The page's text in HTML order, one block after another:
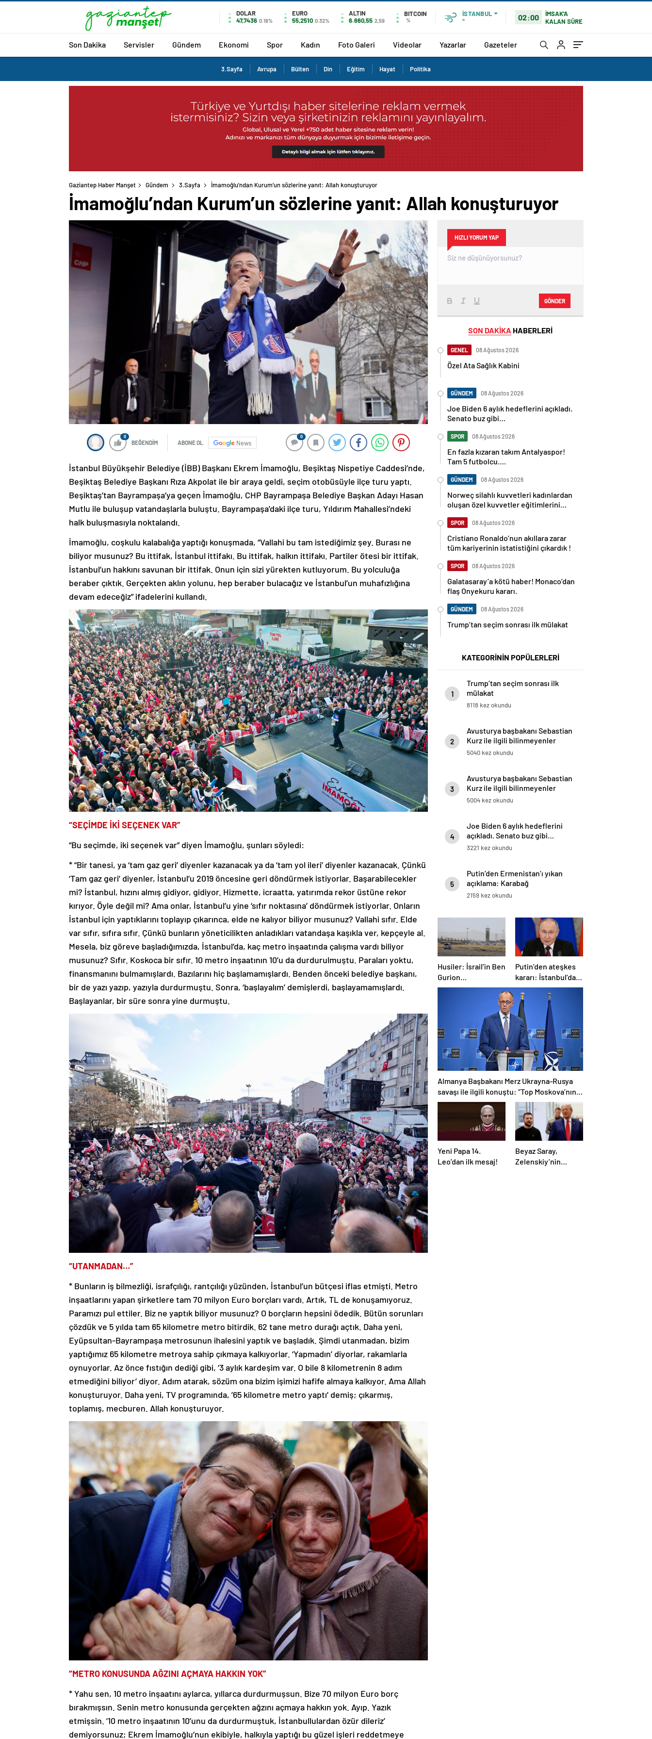
DOLAR
47,7436 0.18%
EURO
55,2510 0.32%
ALTIN
6.660,55 2,59
BITCOIN
%
İSTANBUL
°
02:00
İMSAK'A
KALAN SÜRE
Son Dakika Servisler Gündem Ekonomi Spor Kadın Foto Galeri Videolar Yazarlar Gazeteler
3.Sayfa Avrupa Bülten Din Eğitim Hayat Politika
Gaziantep Haber Manşet Gündem 3.Sayfa İmamoğlu’ndan Kurum’un sözlerine yanıt: Allah konuşturuyor
İmamoğlu’ndan Kurum’un sözlerine yanıt: Allah konuşturuyor
0
BEĞENDİM ABONE OL News
0
İstanbul Büyükşehir Belediye (İBB) Başkanı Ekrem İmamoğlu, Beşiktaş Nispetiye Caddesi’nde,
Beşiktaş Belediye Başkanı Rıza Akpolat ile bir araya geldi, seçim otobüsüyle ilçe turu yaptı.
Beşiktaş’tan Bayrampaşa’ya geçen İmamoğlu, CHP Bayrampaşa Belediye Başkan Adayı Hasan
Mutlu ile buluşup vatandaşlarla buluştu. Bayrampaşa’daki ilçe turu, Yıldırım Mahallesi’ndeki
halk buluşmasıyla noktalandı.
İmamoğlu, coşkulu kalabalığa yaptığı konuşmada, “Vallahi bu tam istediğimiz şey. Burası ne
biliyor musunuz? Bu ittifak, İstanbul ittifakı. Bu ittifak, halkın ittifakı. Partiler ötesi bir ittifak.
İstanbul’un hakkını savunan bir ittifak. Onun için sizi yürekten kutluyorum. Bu yolculuğa
beraber çıktık. Gerçekten aklın yolunu, hep beraber bulacağız ve İstanbul’un muhafızlığına
devam edeceğiz” ifadelerini kullandı.
“SEÇİMDE İKİ SEÇENEK VAR”
“Bu seçimde, iki seçenek var” diyen İmamoğlu, şunları söyledi:
* “Bir tanesi, ya ‘tam gaz geri’ diyenler kazanacak ya da ‘tam yol ileri’ diyenler kazanacak. Çünkü
‘Tam gaz geri’ diyenler, İstanbul’u 2019 öncesine geri döndürmek istiyorlar. Başarabilecekler
mi? İstanbul, hızını almış gidiyor, gidiyor. Hizmette, icraatta, yatırımda rekor üstüne rekor
kırıyor. Öyle değil mi? Ama onlar, İstanbul’u yine ‘sıfır noktasına’ döndürmek istiyorlar. Onların
İstanbul için yaptıklarını toplayıp çıkarınca, elde ne kalıyor biliyor musunuz? Vallahi sıfır. Elde
var sıfır, sıfıra sıfır. Çünkü bunların yöneticilikten anladıkları vatandaşa kaşıkla ver, kepçeyle al.
Mesela, biz göreve başladığımızda, İstanbul’da, kaç metro inşaatında çalışma vardı biliyor
musunuz? Sıfır. Koskoca bir sıfır. 10 metro inşaatının 10’u da durdurulmuştu. Paraları yoktu,
finansmanını bulmamışlardı. Bazılarını hiç başlamamışlardı. Benden önceki belediye başkanı,
bir de yazı yazıp, yazıyla durdurmuştu. Sonra, ‘başlayalım’ demişlerdi, başlayamamışlardı.
Başlayanlar, bir süre sonra yine durmuştu.
“UTANMADAN…”
* Bunların iş bilmezliği, israfçılığı, rantçılığı yüzünden, İstanbul’un bütçesi iflas etmişti. Metro
inşaatlarını yapan şirketlere tam 70 milyon Euro borçları vardı. Artık, TL de konuşamıyoruz.
Paramızı pul ettiler. Biz ne yaptık biliyor musunuz? O borçların hepsini ödedik. Bütün sorunları
çözdük ve 5 yılda tam 65 kilometre metro bitirdik. 62 tane metro durağı açtık. Daha yeni,
Eyüpsultan-Bayrampaşa metrosunun ihalesini yaptık ve başladık. Şimdi utanmadan, bizim
yaptığımız 65 kilometre metroya sahip çıkmaya kalkıyorlar. ‘Yapmadın’ diyorlar, rakamlarla
oynuyorlar. Az önce fıstığın dediği gibi, ‘3 aylık kardeşim var. O bile 8 kilometrenin 8 adım
etmediğini biliyor’ diyor. Adım atarak, sözüm ona bizim işimizi hafife almaya kalkıyor. Ama Allah
konuşturuyor. Daha yeni, TV programında, ’65 kilometre metro yaptı’ demiş; çıkarmış,
toplamış, mecburen. Allah konuşturuyor.
“METRO KONUSUNDA AĞZINI AÇMAYA HAKKIN YOK”
* Yahu sen, 10 metro inşaatını aylarca, yıllarca durdurmuşsun. Bize 70 milyon Euro borç
bırakmışsın. Senin metro konusunda gerçekten ağzını açmaya hakkın yok. Ayıp. Yazık
etmişsin. ‘10 metro inşaatının 10’unu da durdurmuştuk, İstanbullulardan özür dileriz’
demiyorsunuz; Ekrem İmamoğlu’nun ekibiyle, halkıyla yaptığı bu güzel işleri reddetmeye
HIZLI YORUM YAP
GÖNDER
SON DAKİKA HABERLERİ
GENEL 08 Ağustos 2026
Özel Ata Sağlık Kabini
GÜNDEM 08 Ağustos 2026
Joe Biden 6 aylık hedeflerini açıkladı.
Senato buz gibi…
SPOR 08 Ağustos 2026
En fazla kızaran takım Antalyaspor!
Tam 5 futbolcu….
GÜNDEM 08 Ağustos 2026
Norweç silahlı kuvvetleri kadınlardan
oluşan özel kuvvetler eğitimlerini
SPOR 08 Ağustos 2026
Cristiano Ronaldo’nun akıllara zarar
tüm kariyerinin istatistiğini çıkardık !
SPOR 08 Ağustos 2026
Galatasaray’a kötü haber! Monaco’dan
flaş Onyekuru kararı.
GÜNDEM 08 Ağustos 2026
Trump’tan seçim sonrası ilk mülakat
KATEGORİNİN POPÜLERLERİ
1
Trump’tan seçim sonrası ilk
mülakat
8118 kez okundu
2
Avusturya başbakanı Sebastian
Kurz ile ilgili bilinmeyenler
5040 kez okundu
3
Avusturya başbakanı Sebastian
Kurz ile ilgili bilinmeyenler
5004 kez okundu
4
Joe Biden 6 aylık hedeflerini
açıkladı. Senato buz gibi…
3221 kez okundu
5
Putin’den Ermenistan’ı yıkan
açıklama: Karabağ
Azerbaycan’ın ayrılmaz bir
2159 kez okundu
Husiler: İsrail’in Ben
Gurion
Havalimanı’nı
hipersonik füzeyle
Putin’den ateşkes
kararı: İstanbul’da
görüşmelere
başlamayı
öneriyoruz
Almanya Başbakanı Merz Ukrayna-Rusya
savaşı ile ilgili konuştu: “Top Moskova’nın
sahasında”
Yeni Papa 14.
Leo’dan ilk mesaj!
Beyaz Saray,
Zelenskiy’nin